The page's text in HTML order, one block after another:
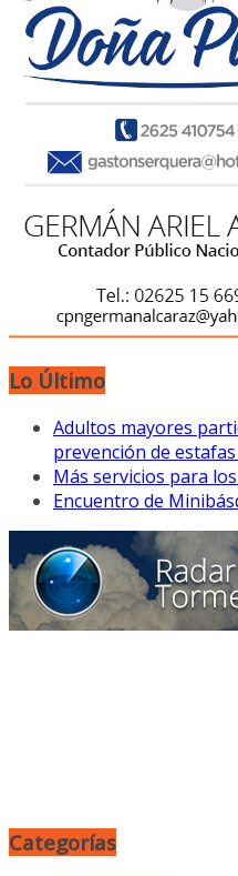
Lo Último
Adultos mayores
prevención de
Más servicios para
Encuentro de
Categorías